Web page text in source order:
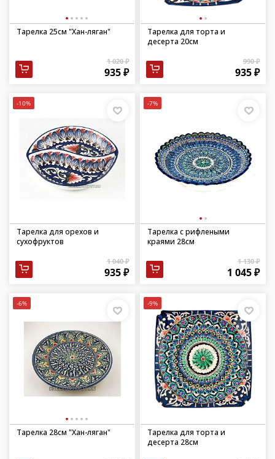
Тарелка 25см "Хан-ляган"
1 020 ₽
935 ₽
Тарелка для торта и
десерта 20см
990 ₽
935 ₽
-10%
Тарелка для орехов и
сухофруктов
1 040 ₽
935 ₽
-7%
Тарелка с рифлеными
краями 28см
1 130 ₽
1 045 ₽
-6%
Тарелка 28см "Хан-ляган"
-9%
Тарелка для торта и
десерта 28см